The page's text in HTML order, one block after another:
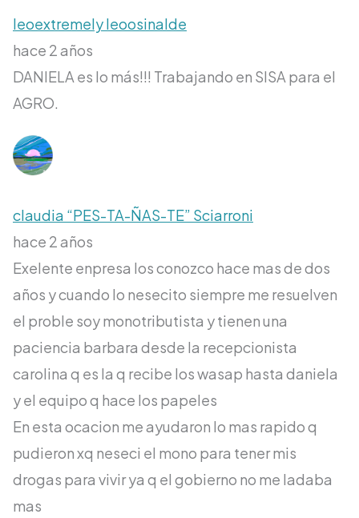
leoextremely leoosinalde
hace 2 años
DANIELA es lo más!!! Trabajando en SISA para el
AGRO.
claudia “PES-TA-ÑAS-TE” Sciarroni
hace 2 años
Exelente enpresa los conozco hace mas de dos
años y cuando lo nesecito siempre me resuelven
el proble soy monotributista y tienen una
paciencia barbara desde la recepcionista
carolina q es la q recibe los wasap hasta daniela
y el equipo q hace los papeles
En esta ocacion me ayudaron lo mas rapido q
pudieron xq neseci el mono para tener mis
drogas para vivir ya q el gobierno no me ladaba
mas